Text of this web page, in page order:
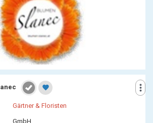
more_vert
favorite
Gärtner & Floristen
GmbH